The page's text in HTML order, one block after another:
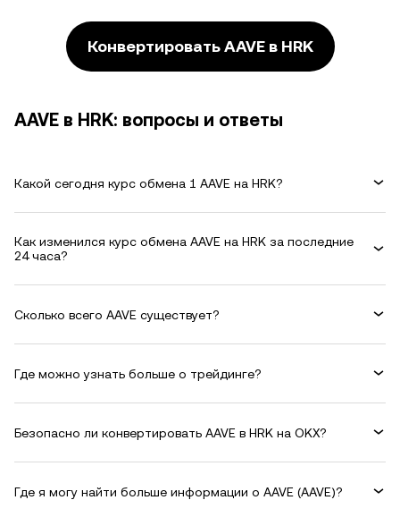
Конвертировать AAVE в HRK
AAVE в HRK: вопросы и ответы
Какой сегодня курс обмена 1 AAVE на HRK?
Как изменился курс обмена AAVE на HRK за последние
24 часа?
Сколько всего AAVE существует?
Где можно узнать больше о трейдинге?
Безопасно ли конвертировать AAVE в HRK на OKX?
Где я могу найти больше информации о AAVE (AAVE)?